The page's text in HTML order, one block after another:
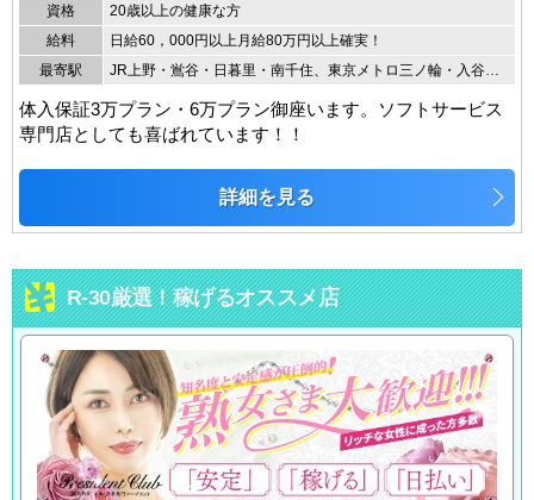
資格
20歳以上の健康な方
給料
日給60，000円以上月給80万円以上確実！
最寄駅
JR上野・鴬谷・日暮里・南千住、東京メトロ三ノ輪・入谷・田原町・浅草より送迎します
体入保証3万プラン・6万プラン御座います。ソフトサービス
専門店としても喜ばれています！！
詳細を見る
R-30厳選！稼げるオススメ店